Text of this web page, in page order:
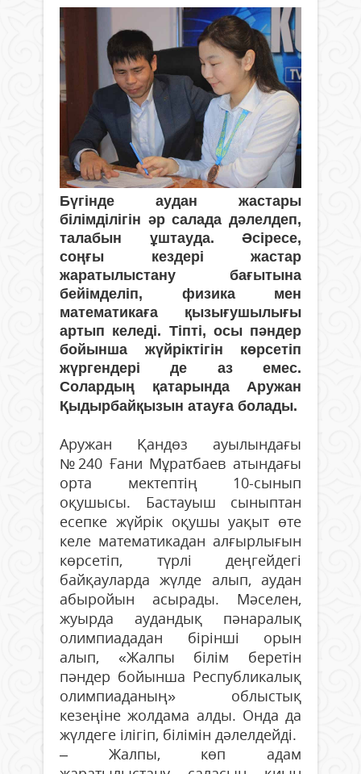
Бүгінде аудан жастары
білімділігін әр салада дәлелдеп,
талабын ұштауда. Әсіресе,
соңғы кездері жастар
жаратылыстану бағытына
бейімделіп, физика мен
математикаға қызығушылығы
артып келеді. Тіпті, осы пәндер
бойынша жүйріктігін көрсетіп
жүргендері де аз емес.
Солардың қатарында Аружан
Қыдырбайқызын атауға болады.
Аружан Қандөз ауылындағы
№240 Ғани Мұратбаев атындағы
орта мектептің 10-сынып
оқушысы. Бастауыш сыныптан
есепке жүйрік оқушы уақыт өте
келе математикадан алғырлығын
көрсетіп, түрлі деңгейдегі
байқауларда жүлде алып, аудан
абыройын асырады. Мәселен,
жуырда аудандық пәнаралық
олимпиададан бірінші орын
алып, «Жалпы білім беретін
пәндер бойынша Республикалық
олимпиаданың» облыстық
кезеңіне жолдама алды. Онда да
жүлдеге ілігіп, білімін дәлелдейді.
– Жалпы, көп адам